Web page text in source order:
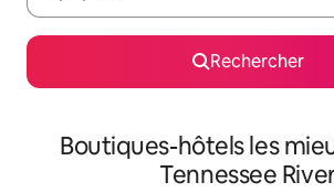
Rechercher
Boutiques-hôtels les
Tennessee